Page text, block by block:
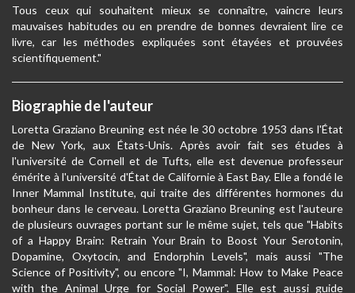
Tous ceux qui souhaitent mieux se connaître, vaincre leurs
mauvaises habitudes ou en prendre de bonnes devraient lire ce
livre, car les méthodes expliquées sont étayées et prouvées
scientifiquement."
Biographie de l'auteur
Loretta Graziano Breuning est née le 30 octobre 1953 dans l'État
de New York, aux États-Unis. Après avoir fait ses études à
l'université de Cornell et de Tufts, elle est devenue professeur
émérite à l'université d'État de Californie à East Bay. Elle a fondé le
Inner Mammal Institute, qui traite des différentes hormones du
bonheur dans le cerveau. Loretta Graziano Breuning est l'auteure
de plusieurs ouvrages portant sur le même sujet, tels que "Habits
of a Happy Brain: Retrain Your Brain to Boost Your Serotonin,
Dopamine, Oxytocin, and Endorphin Levels", mais aussi "The
Science of Positivity", ou encore "I, Mammal: How to Make Peace
with the Animal Urge for Social Power". Elle est aussi guide